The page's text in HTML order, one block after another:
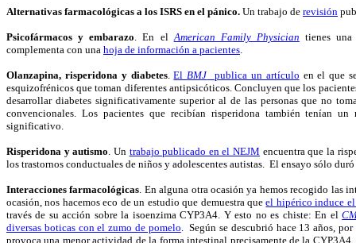
Alternativas farmacológicas a los ISRS en el pánico. Un trabajo de revisión
Psicofármacos y embarazo . En el American Family Physician tienes
complementa con una hoja de información a pacientes
Olanzapina, risperidona y diabetes.El BMJ publica un artículo en el que
esquizofrénicos que toman diferentes antipsicóticos. Concluyen que los
desarrollar diabetes significativamente superior al de las personas que no
convencionales. Los pacientes que recibían risperidona también tenían un
significativo.
Risperidona y autismo . Un trabajo publicado en el NEJM encuentra que la
los trastornos conductuales de niños y adolescentes autistas. El ensayo sólo duró
Interacciones farmacológicas En alguna otra ocasión ya hemos recogido las
ocasión, nos hacemos eco de un estudio que demuestra queel hipérico induce
través de su acción sobre la isoenzima CYP3A4. Y esto no es chiste: En el
diversas boticas con el zumo de pomelo . Según se descubrió hace 13 años,
provoca una menor actividad de la forma intestinal precisamente de la